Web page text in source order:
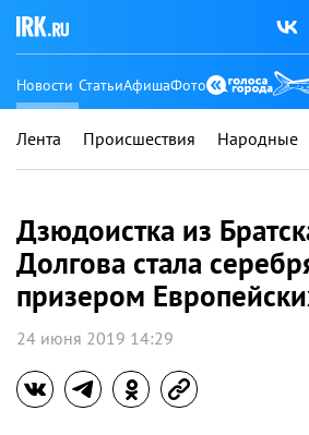
Новости СтатьиАфишаФото
Лента Происшествия Народные
Дзюдоистка из
Долгова стала
призером
24 июня 2019 14:29